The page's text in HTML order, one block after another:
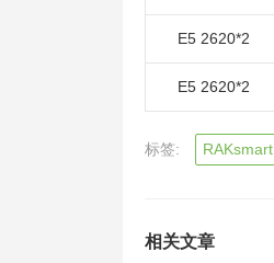
E5 2620*2
E5 2620*2
标签: RAKsmart
相关文章